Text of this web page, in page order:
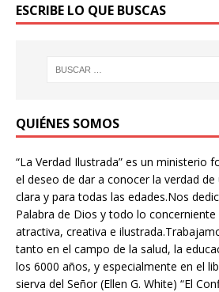
ESCRIBE LO QUE BUSCAS
QUIÉNES SOMOS
“La Verdad Ilustrada” es un ministerio
el deseo de dar a conocer la verdad
clara y para todas las edades.Nos
Palabra de Dios y todo lo
atractiva, creativa e
tanto en el campo de la salud, la
los 6000 años, y especialmente en el
sierva del Señor (Ellen G. White) “El